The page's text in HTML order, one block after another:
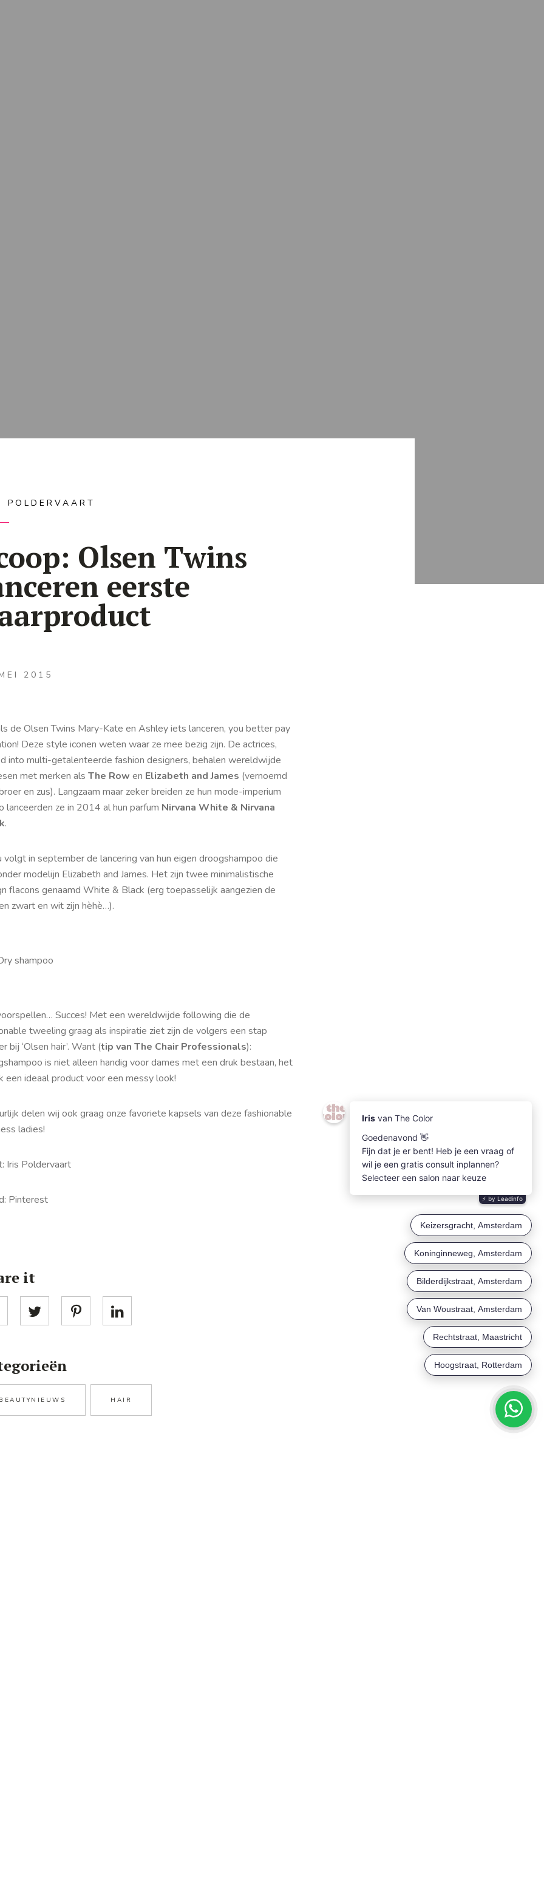
POLDERVAART
Olsen Twins
eerste
2015
de Olsen Twins Mary-Kate en Ashley iets lanceren, you better pay
! Deze style iconen weten waar ze mee bezig zijn. De actrices,
into multi-getalenteerde fashion designers, behalen wereldwijde
met merken als The Row en Elizabeth and James (vernoemd
en zus). Langzaam maar zeker breiden ze hun mode-imperium
lanceerden ze in 2014 al hun parfum Nirvana White & Nirvana
.
volgt in september de lancering van hun eigen droogshampoo die
modelijn Elizabeth and James. Het zijn twee minimalistische
flacons genaamd White & Black (erg toepasselijk aangezien de
zwart en wit zijn hèhè…).
Succes! Met een wereldwijde following die de
tweeling graag als inspiratie ziet zijn de volgers een stap
bij ‘Olsen hair’. Want (tip van The Chair Professionals):
is niet alleen handig voor dames met een druk bestaan, het
een ideaal product voor een messy look!
delen wij ook graag onze favoriete kapsels van deze fashionable
ladies!
Iris Poldervaart
Pinterest
it
HAIR